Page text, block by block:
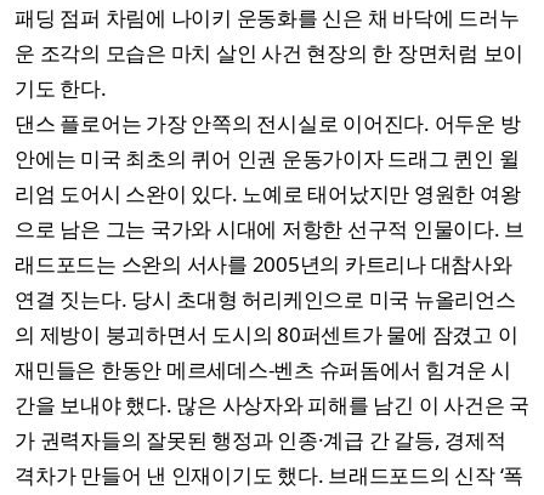
패딩 점퍼 차림에 나이키 운동화를 신은 채 바닥에 드러누
운 조각의 모습은 마치 살인 사건 현장의 한 장면처럼 보이
기도 한다.
댄스 플로어는 가장 안쪽의 전시실로 이어진다. 어두운 방
안에는 미국 최초의 퀴어 인권 운동가이자 드래그 퀸인 윌
리엄 도어시 스완이 있다. 노예로 태어났지만 영원한 여왕
으로 남은 그는 국가와 시대에 저항한 선구적 인물이다. 브
래드포드는 스완의 서사를 2005년의 카트리나 대참사와
연결 짓는다. 당시 초대형 허리케인으로 미국 뉴올리언스
의 제방이 붕괴하면서 도시의 80퍼센트가 물에 잠겼고 이
재민들은 한동안 메르세데스-벤츠 슈퍼돔에서 힘겨운 시
간을 보내야 했다. 많은 사상자와 피해를 남긴 이 사건은 국
가 권력자들의 잘못된 행정과 인종·계급 간 갈등, 경제적
격차가 만들어 낸 인재이기도 했다. 브래드포드의 신작 ‘폭